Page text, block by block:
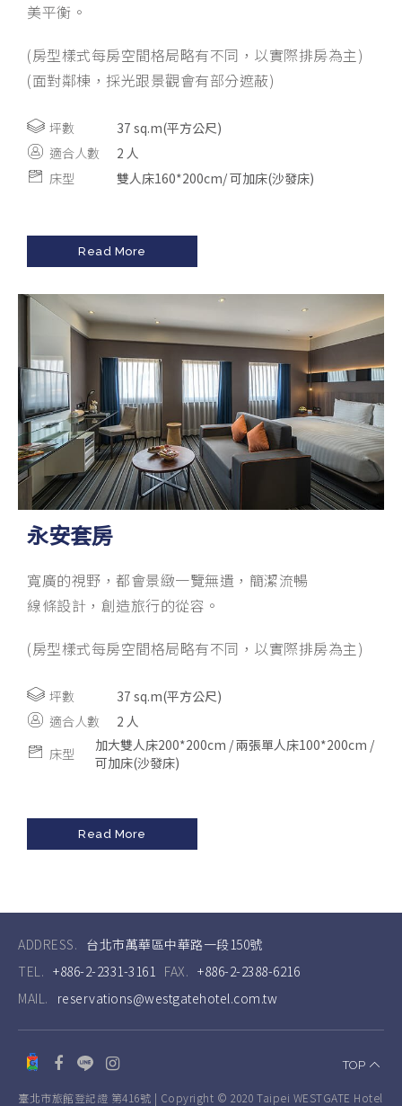
美平衡。
(房型樣式每房空間格局略有不同，以實際排房為主)
(面對鄰棟，採光跟景觀會有部分遮蔽)
坪數
37 sq.m(平方公尺)
適合人數
2 人
床型
雙人床160*200cm/ 可加床(沙發床)
Read More
永安套房
寬廣的視野，都會景緻一覽無遺，簡潔流暢
線條設計，創造旅行的從容。
(房型樣式每房空間格局略有不同，以實際排房為主)
坪數
37 sq.m(平方公尺)
適合人數
2 人
床型
加大雙人床200*200cm / 兩張單人床100*200cm /
可加床(沙發床)
Read More
ADDRESS. 台北市萬華區中華路一段150號
TEL. +886-2-2331-3161 FAX. +886-2-2388-6216
MAIL.
reservations@westgatehotel.com.tw
TOP
臺北市旅館登記證 第416號 | Copyright © 2020 Taipei WESTGATE Hotel